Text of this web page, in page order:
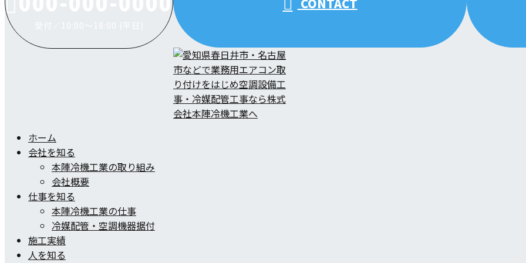
CONTACT
ホーム
会社を知る
本陣冷機工業の取り組み
会社概要
仕事を知る
本陣冷機工業の仕事
冷媒配管・空調機器据付
施工実績
人を知る